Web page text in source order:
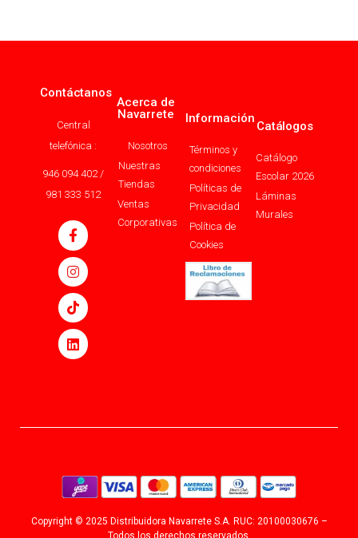
Contáctanos
Central
telefónica :
946 094 402 /
981 333 512
Acerca de
Navarrete
Nosotros
Nuestras
Tiendas
Ventas
Corporativas
Información
Términos y
condiciones
Políticas de
Privacidad
Política de
Cookies
Catálogos
Catálogo
Escolar 2026
Láminas
Murales
Copyright © 2025 Distribuidora Navarrete S.A. RUC: 20100030676 –